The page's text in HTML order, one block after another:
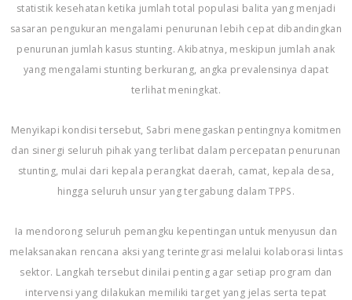
statistik kesehatan ketika jumlah total populasi balita yang menjadi
sasaran pengukuran mengalami penurunan lebih cepat dibandingkan
penurunan jumlah kasus stunting. Akibatnya, meskipun jumlah anak
yang mengalami stunting berkurang, angka prevalensinya dapat
terlihat meningkat.
Menyikapi kondisi tersebut, Sabri menegaskan pentingnya komitmen
dan sinergi seluruh pihak yang terlibat dalam percepatan penurunan
stunting, mulai dari kepala perangkat daerah, camat, kepala desa,
hingga seluruh unsur yang tergabung dalam TPPS.
Ia mendorong seluruh pemangku kepentingan untuk menyusun dan
melaksanakan rencana aksi yang terintegrasi melalui kolaborasi lintas
sektor. Langkah tersebut dinilai penting agar setiap program dan
intervensi yang dilakukan memiliki target yang jelas serta tepat